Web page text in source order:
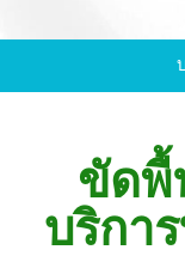
ขัดพื้นหิน
ขั
ขัดพื้นหินอ่
ขัดพื้
บริกา